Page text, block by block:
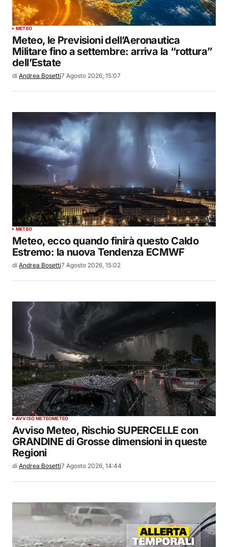
METEO
Meteo, le Previsioni dell’Aeronautica
Militare fino a settembre: arriva la “rottura”
dell’Estate
di Andrea Bosetti7 Agosto 2026, 15:07
METEO
Meteo, ecco quando finirà questo Caldo
Estremo: la nuova Tendenza ECMWF
di Andrea Bosetti7 Agosto 2026, 15:02
AVVISO METEOMETEO
Avviso Meteo, Rischio SUPERCELLE con
GRANDINE di Grosse dimensioni in queste
Regioni
di Andrea Bosetti7 Agosto 2026, 14:44